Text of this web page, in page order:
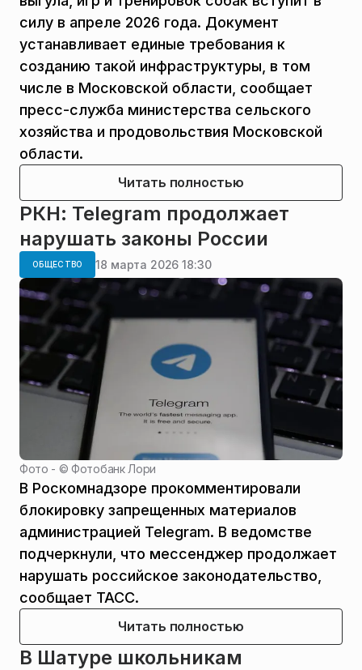
силу в апреле 2026 года. Документ
устанавливает единые требования к
созданию такой инфраструктуры, в том
числе в Московской области, сообщает
пресс-служба министерства сельского
хозяйства и продовольствия Московской
области.
Читать полностью
РКН: Telegram продолжает
нарушать законы России
ОБЩЕСТВО 18 марта 2026 18:30
Фото - ©Фотобанк Лори
В Роскомнадзоре прокомментировали
блокировку запрещенных материалов
администрацией Telegram. В ведомстве
подчеркнули, что мессенджер продолжает
нарушать российское законодательство,
сообщает ТАСС.
Читать полностью
В Шатуре школьникам